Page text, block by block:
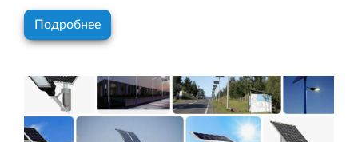
Подробнее